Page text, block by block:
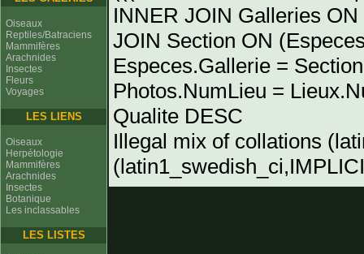
Oiseaux
Reptiles/Batraciens
Mammifères
Arachnides
Insectes
Fleurs
Voyages
LES LIENS
Oiseaux
Herpétologie
Mammifères
Arachnides
Insectes
Botanique
Les inclassables
LES LISTES
INNER JOIN Galleries
JOIN Section ON
Especes.Gallerie =
Photos.NumLieu =
Qualite DESC
Illegal mix of collations